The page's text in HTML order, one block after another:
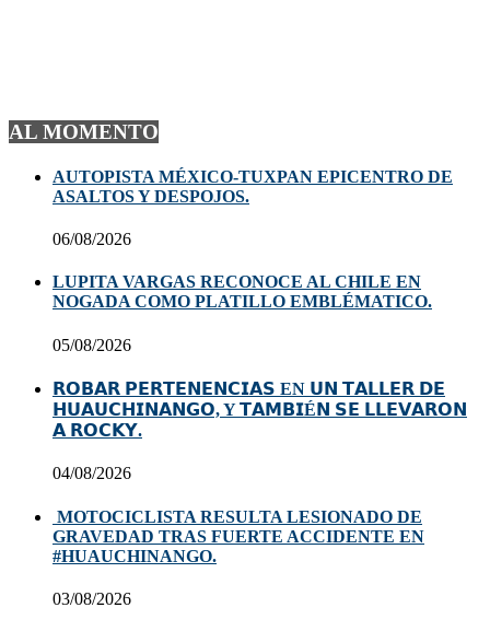
AL MOMENTO
AUTOPISTA MÉXICO-TUXPAN EPICENTRO DE
ASALTOS Y DESPOJOS.
06/08/2026
LUPITA VARGAS RECONOCE AL CHILE EN
NOGADA COMO PLATILLO EMBLÉMATICO.
05/08/2026
𝗥𝗢𝗕𝗔𝗥 𝗣𝗘𝗥𝗧𝗘𝗡𝗘𝗡𝗖𝗜𝗔𝗦 EN 𝗨𝗡 𝗧𝗔𝗟𝗟𝗘𝗥 𝗗𝗘
𝗛𝗨𝗔𝗨𝗖𝗛𝗜𝗡𝗔𝗡𝗚𝗢, Y 𝗧𝗔𝗠𝗕𝗜É𝗡 𝗦𝗘 𝗟𝗟𝗘𝗩𝗔𝗥𝗢𝗡
𝗔 𝗥𝗢𝗖𝗞𝗬.
04/08/2026
MOTOCICLISTA RESULTA LESIONADO DE
GRAVEDAD TRAS FUERTE ACCIDENTE EN
#HUAUCHINANGO.
03/08/2026